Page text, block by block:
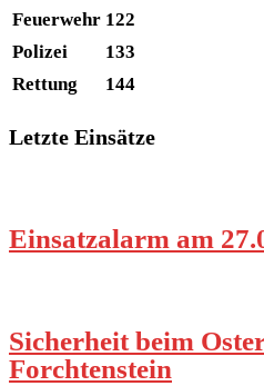
Feuerwehr 122
Polizei
133
Rettung
144
Letzte Einsätze
Einsatzalarm am
Sicherheit beim
Forchtenstein